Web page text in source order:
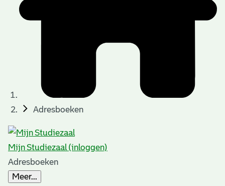
Adresboeken
Mijn Studiezaal (inloggen)
Adresboeken
Meer...